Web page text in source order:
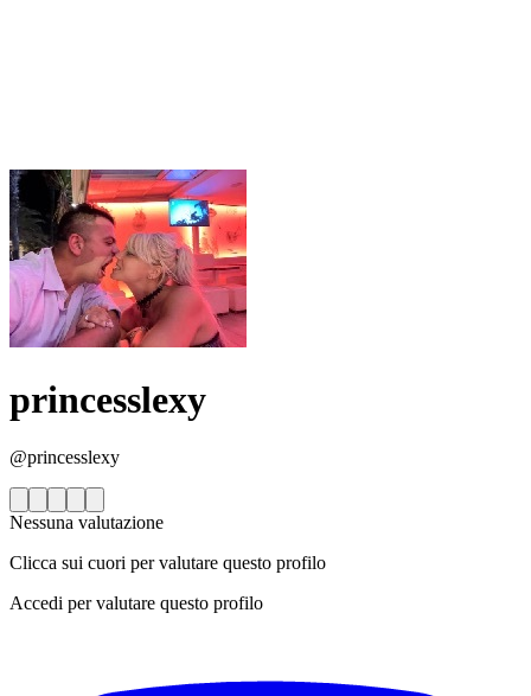
princesslexy
@princesslexy
Nessuna valutazione
Clicca sui cuori per valutare questo profilo
Accedi per valutare questo profilo